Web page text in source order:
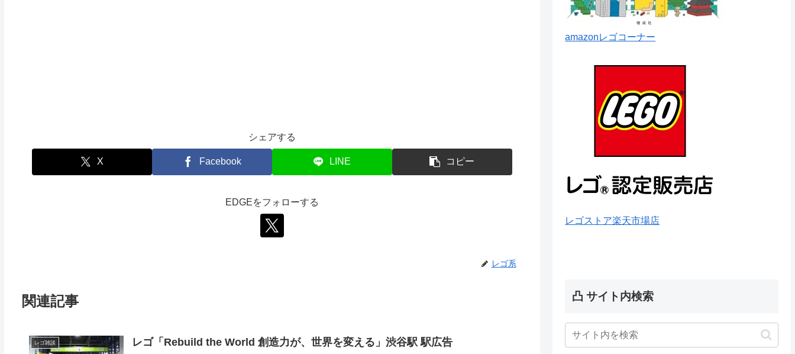
シェアする
X Facebook LINE コピー
EDGEをフォローする
レゴ系
関連記事
レゴ雑談 レゴ「Rebuild the World 創造力が、世界を変える」渋谷駅 駅広告
amazonレゴコーナー
レゴストア楽天市場店
凸 サイト内検索